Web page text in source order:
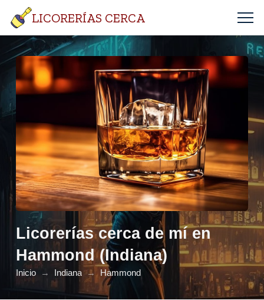
LICORERÍAS CERCA
Licorerías cerca de mí en
Hammond (Indiana)
Inicio → Indiana → Hammond